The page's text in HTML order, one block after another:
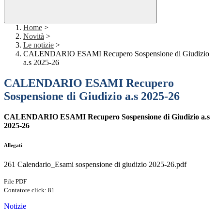
Home >
Novità >
Le notizie >
CALENDARIO ESAMI Recupero Sospensione di Giudizio
a.s 2025-26
CALENDARIO ESAMI Recupero
Sospensione di Giudizio a.s 2025-26
CALENDARIO ESAMI Recupero Sospensione di Giudizio a.s
2025-26
Allegati
261 Calendario_Esami sospensione di giudizio 2025-26.pdf
File PDF
Contatore click: 81
Notizie